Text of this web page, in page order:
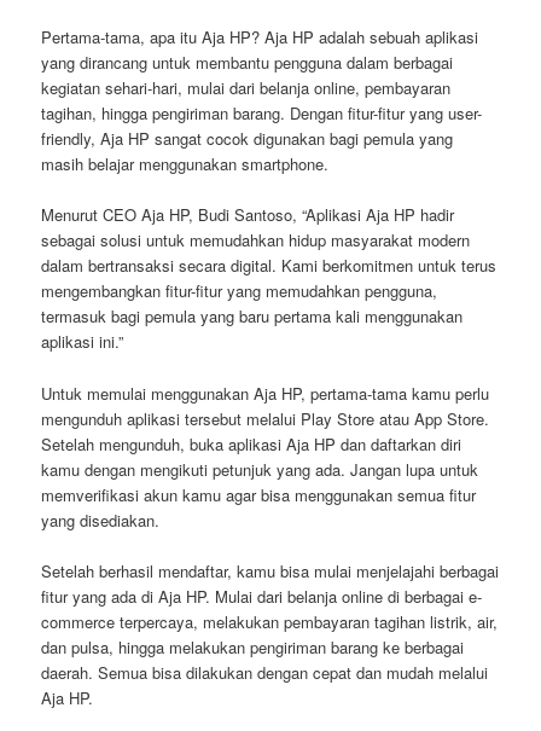
Pertama-tama, apa itu Aja HP? Aja HP adalah sebuah aplikasi
yang dirancang untuk membantu pengguna dalam berbagai
kegiatan sehari-hari, mulai dari belanja online, pembayaran
tagihan, hingga pengiriman barang. Dengan fitur-fitur yang user-
friendly, Aja HP sangat cocok digunakan bagi pemula yang
masih belajar menggunakan smartphone.
Menurut CEO Aja HP, Budi Santoso, “Aplikasi Aja HP hadir
sebagai solusi untuk memudahkan hidup masyarakat modern
dalam bertransaksi secara digital. Kami berkomitmen untuk terus
mengembangkan fitur-fitur yang memudahkan pengguna,
termasuk bagi pemula yang baru pertama kali menggunakan
aplikasi ini.”
Untuk memulai menggunakan Aja HP, pertama-tama kamu perlu
mengunduh aplikasi tersebut melalui Play Store atau App Store.
Setelah mengunduh, buka aplikasi Aja HP dan daftarkan diri
kamu dengan mengikuti petunjuk yang ada. Jangan lupa untuk
memverifikasi akun kamu agar bisa menggunakan semua fitur
yang disediakan.
Setelah berhasil mendaftar, kamu bisa mulai menjelajahi berbagai
fitur yang ada di Aja HP. Mulai dari belanja online di berbagai e-
commerce terpercaya, melakukan pembayaran tagihan listrik, air,
dan pulsa, hingga melakukan pengiriman barang ke berbagai
daerah. Semua bisa dilakukan dengan cepat dan mudah melalui
Aja HP.